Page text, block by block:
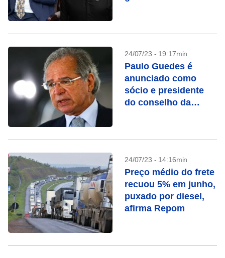
24/07/23 - 19:17min
Paulo Guedes é
anunciado como
sócio e presidente
do conselho da
24/07/23 - 14:16min
Preço médio do frete
recuou 5% em junho,
puxado por diesel,
afirma Repom